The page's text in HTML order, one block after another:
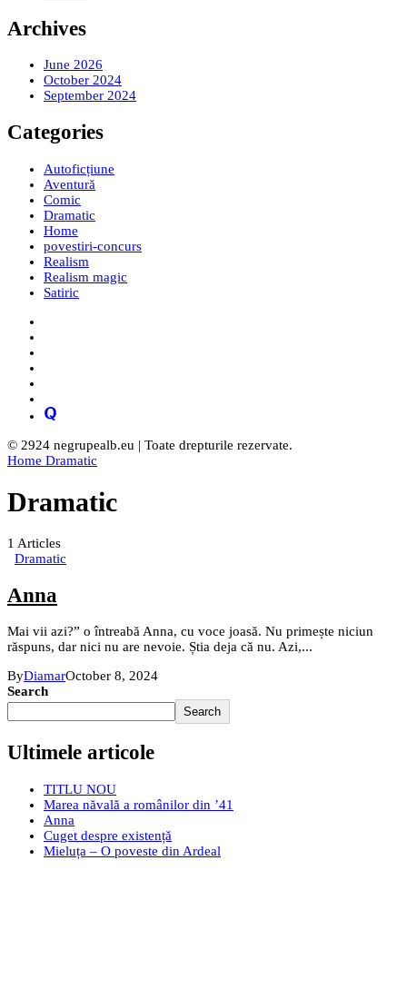
Archives
June 2026
October 2024
September 2024
Categories
Autoficțiune
Aventură
Comic
Dramatic
Home
povestiri-concurs
Realism
Realism magic
Satiric
© 2924 negrupealb.eu | Toate drepturile rezervate.
Home Dramatic
Dramatic
1 Articles
Dramatic
Anna
Mai vii azi?” o întreabă Anna, cu voce joasă. Nu primește niciun
răspuns, dar nici nu are nevoie. Știa deja că nu. Azi,...
ByDiamarOctober 8, 2024
Search
Search
Ultimele articole
TITLU NOU
Marea năvală a românilor din ’41
Anna
Cuget despre existență
Mieluța – O poveste din Ardeal